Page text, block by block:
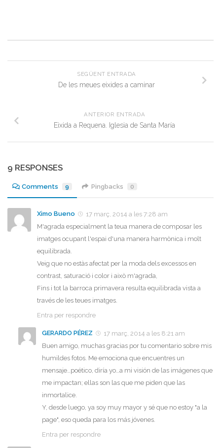
SEGÜENT ENTRADA
De les meues eixides a caminar
ANTERIOR ENTRADA
Eixida a Requena. Iglesia de Santa María
9 RESPONSES
Comments 9 Pingbacks 0
Ximo Bueno
17 març, 2014 a les 7:28 am
M'agrada especialment la teua manera de composar les
imatges ocupant l'espai d'una manera harmònica i molt
equilibrada.
Veig que no estàs afectat per la moda dels excessos en
contrast, saturació i color i això m'agrada,
Fins i tot la barroca primavera resulta equilibrada vista a
través de les teues imatges.
Entra per respondre
GERARDO PÉREZ
17 març, 2014 a les 8:21 am
Buen amigo, muchas gracias por tu comentario sobre mis
humildes fotos. Me emociona que encuentres un
mensaje…poético, diría yo…a mi visión de las imágenes que
me impactan; ellas son las que me piden que las
inmortalice.
Y, desde luego, ya soy muy mayor y sé que no estoy "a la
page", eso queda para los más jóvenes.
Entra per respondre